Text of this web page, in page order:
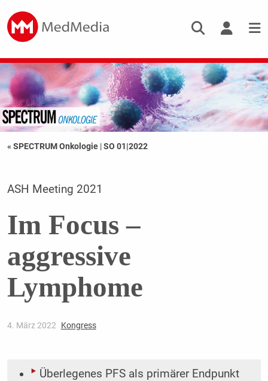
« SPECTRUM Onkologie |SO 01|2022
ASH Meeting 2021
Im Focus –
aggressive
Lymphome
4. März 2022 Kongress
Überlegenes PFS als primärer Endpunkt